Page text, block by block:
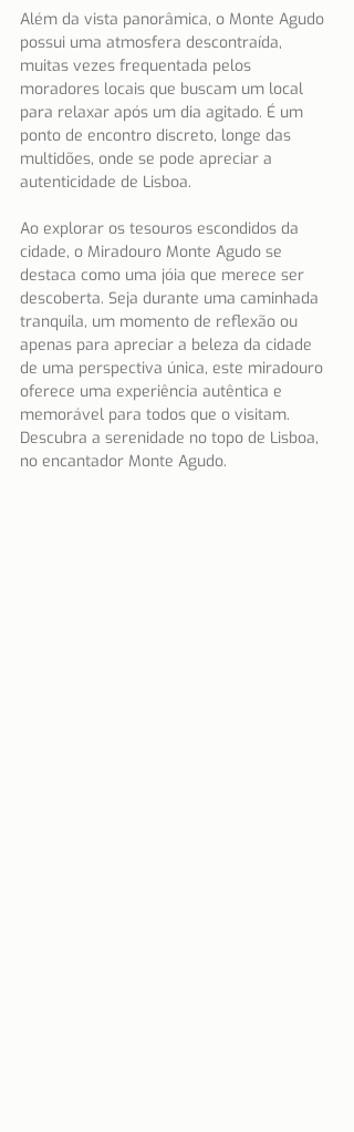
Além da vista panorâmica, o Monte Agudo
possui uma atmosfera descontraída,
muitas vezes frequentada pelos
moradores locais que buscam um local
para relaxar após um dia agitado. É um
ponto de encontro discreto, longe das
multidões, onde se pode apreciar a
autenticidade de Lisboa.
Ao explorar os tesouros escondidos da
cidade, o Miradouro Monte Agudo se
destaca como uma jóia que merece ser
descoberta. Seja durante uma caminhada
tranquila, um momento de reflexão ou
apenas para apreciar a beleza da cidade
de uma perspectiva única, este miradouro
oferece uma experiência autêntica e
memorável para todos que o visitam.
Descubra a serenidade no topo de Lisboa,
no encantador Monte Agudo.